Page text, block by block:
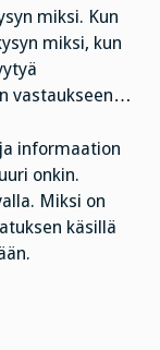
miksi. Kun
miksi, kun
vastaukseen…
informaation
onkin.
Miksi on
käsillä